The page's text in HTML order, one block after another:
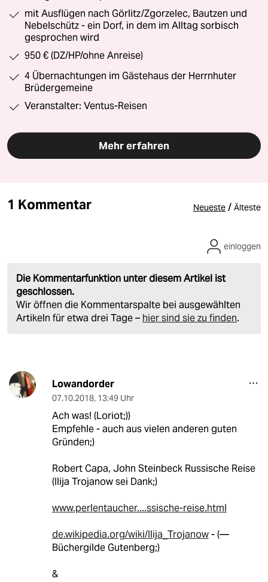
mit Ausflügen nach Görlitz/Zgorzelec, Bautzen und
Nebelschütz - ein Dorf, in dem im Alltag sorbisch
gesprochen wird
950 € (DZ/HP/ohne Anreise)
4 Übernachtungen im Gästehaus der Herrnhuter
Brüdergemeine
Veranstalter: Ventus-Reisen
Mehr erfahren
1 Kommentar Neueste / Älteste
Die Kommentarfunktion unter diesem Artikel ist
geschlossen.
Wir öffnen die Kommentarspalte bei ausgewählten
Artikeln für etwa drei Tage – hier sind sie zu finden.
einloggen
Lowandorder
07.10.2018, 13:49 Uhr
Ach was! (Loriot;))
Empfehle - auch aus vielen anderen guten
Gründen;)
Robert Capa, John Steinbeck Russische Reise
(Ilija Trojanow sei Dank;)
www.perlentaucher....ssische-reise.html
de.wikipedia.org/wiki/Ilija_Trojanow- (—
Büchergilde Gutenberg;)
&